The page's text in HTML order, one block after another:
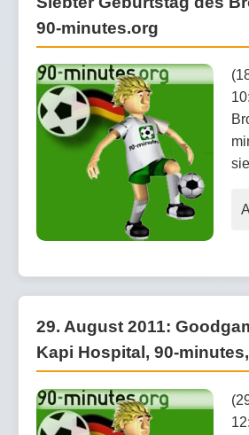
90-minutes.org
29. August 2011:
Kapi Hospital, 90-